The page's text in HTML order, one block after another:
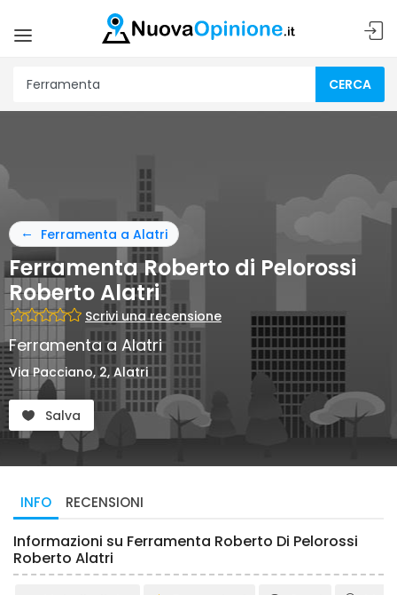
CERCA
Ferramenta a Alatri
Ferramenta Roberto di Pelorossi
Roberto Alatri
Scrivi una recensione
Ferramenta a Alatri
Via Pacciano, 2, Alatri
Salva
INFO RECENSIONI
Informazioni su Ferramenta Roberto Di Pelorossi
Roberto Alatri